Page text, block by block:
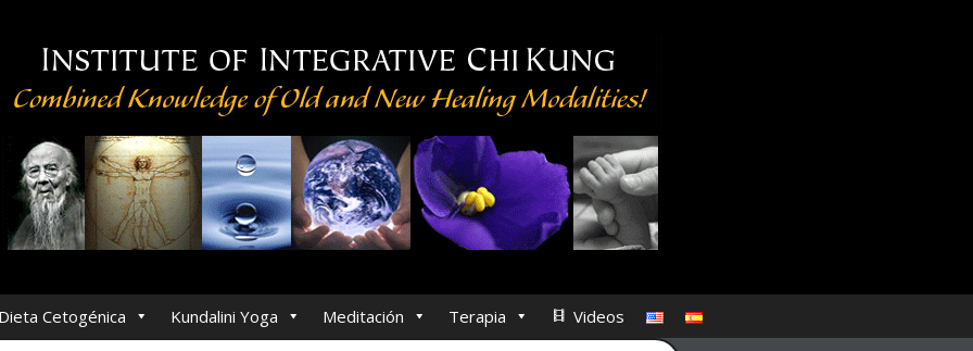
Dieta Cetogénica Kundalini Yoga Meditación Terapia Videos